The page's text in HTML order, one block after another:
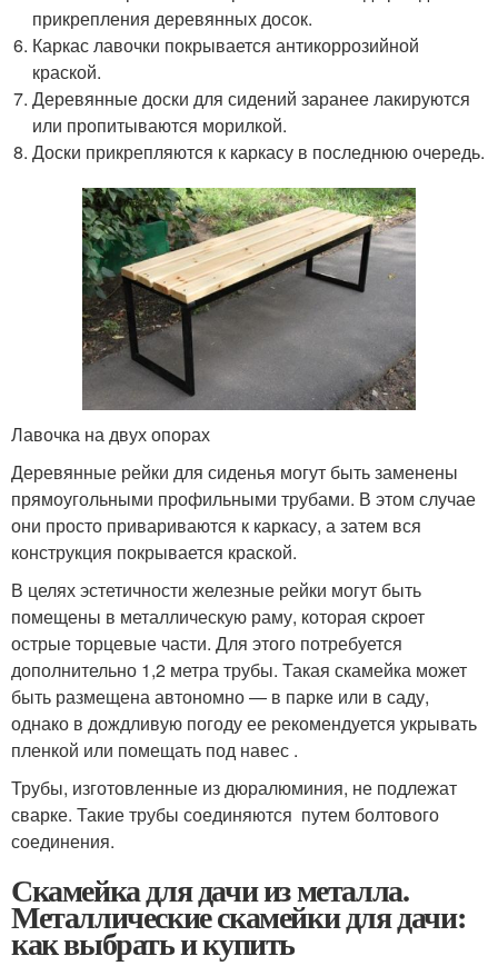
прикрепления деревянных досок.
Каркас лавочки покрывается антикоррозийной
краской.
Деревянные доски для сидений заранее лакируются
или пропитываются морилкой.
Доски прикрепляются к каркасу в последнюю очередь.
Лавочка на двух опорах
Деревянные рейки для сиденья могут быть заменены
прямоугольными профильными трубами. В этом случае
они просто привариваются к каркасу, а затем вся
конструкция покрывается краской.
В целях эстетичности железные рейки могут быть
помещены в металлическую раму, которая скроет
острые торцевые части. Для этого потребуется
дополнительно 1,2 метра трубы. Такая скамейка может
быть размещена автономно — в парке или в саду,
однако в дождливую погоду ее рекомендуется укрывать
пленкой или помещать под навес .
Трубы, изготовленные из дюралюминия, не подлежат
сварке. Такие трубы соединяются путем болтового
соединения.
Скамейка для дачи из металла.
Металлические скамейки для дачи:
как выбрать и купить